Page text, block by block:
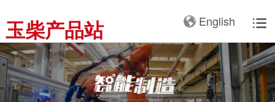
玉柴产品站 
English
产品与解决方案
卡车动力
客车动力
工程机械动力
工业动力
整车
发电系统
产品3D展厅
全球服务支持
全球服务网络
服务理念
全球服务网络
国内服务网络
海外服务网络
服务理念
服务理念与服务承诺
服务政策
我们的公司
关于我们
研发实力